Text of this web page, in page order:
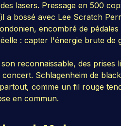
lasers. Pressage en 500
a bossé avec Lee Scratch
encombré de
: capter l'énergie brute
reconnaissable, des prises
Schlagenheim de
comme un fil rouge
en commun.